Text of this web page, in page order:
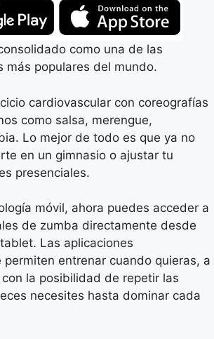
como una de las
más populares del mundo.
cardiovascular con coreografías
como salsa, merengue,
Lo mejor de todo es que ya no
en un gimnasio o ajustar tu
presenciales.
móvil, ahora puedes acceder a
de zumba directamente desde
Las aplicaciones
permiten entrenar cuando quieras, a
la posibilidad de repetir las
necesites hasta dominar cada